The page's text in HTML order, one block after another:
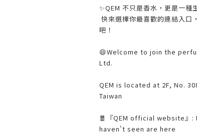
✨QEM 不只是香水，更是一種
快來選擇你最喜歡的連結入口
吧！
😄Welcome to join the
Ltd.
QEM is located at 2F, No.
Taiwan
🧧『QEM official website』
haven't seen are here